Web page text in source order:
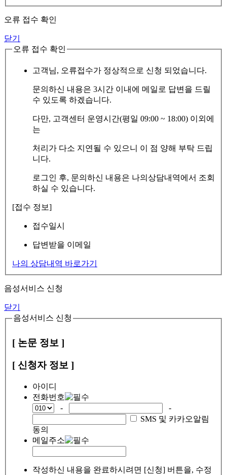
오류 접수 확인
닫기
오류 접수 확인
고객님, 오류접수가 정상적으로 신청 되었습니다.
문의하신 내용은 3시간 이내에 메일로 답변을 드릴
수 있도록 하겠습니다.
다만, 고객센터 운영시간(평일 09:00 ~ 18:00) 이외에
는
처리가 다소 지연될 수 있으니 이 점 양해 부탁 드립
니다.
로그인 후, 문의하신 내용은 나의상담내역에서 조회
하실 수 있습니다.
[접수 정보]
접수일시
답변받을 이메일
나의 상담내역 바로가기
음성서비스 신청
닫기
음성서비스 신청
[ 논문 정보 ]
[ 신청자 정보 ]
아이디
전화번호
-
-
SMS 및 카카오알림
동의
메일주소
작성하신 내용을 완료하시려면 [신청] 버튼을, 수정